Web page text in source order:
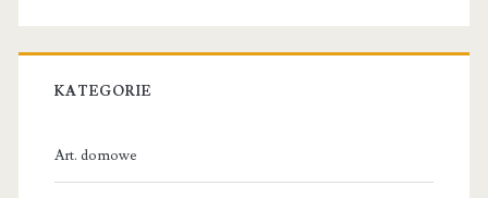
KATEGORIE
Art. domowe